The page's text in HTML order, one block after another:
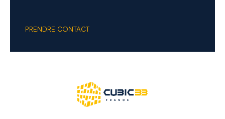
PRENDRE CONTACT